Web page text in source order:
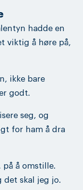
hadde en
viktig å høre på,
ikke bare
godt.
seg, og
for ham å dra
på å omstille.
det skal jeg jo.